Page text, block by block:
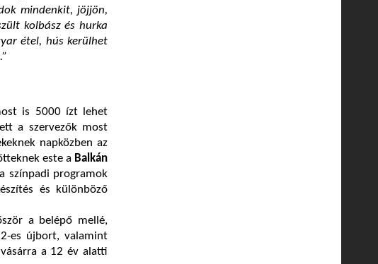
mindenkit, jöjjön,
kolbász és hurka
étel, hús kerülhet
is 5000 ízt lehet
a szervezők most
napközben az
este a Balkán
színpadi programok
és különböző
a belépő mellé,
es újbort, valamint
a 12 év alatti